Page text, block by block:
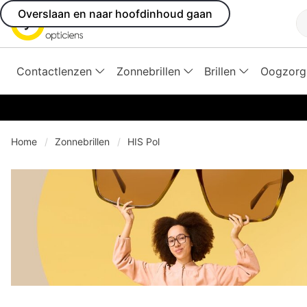
Overslaan en naar hoofdinhoud gaan
Contactlenzen Zonnebrillen Brillen Oogzorg
Home Zonnebrillen HIS Pol